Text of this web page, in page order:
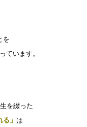
を
ています。
を綴った
」 は